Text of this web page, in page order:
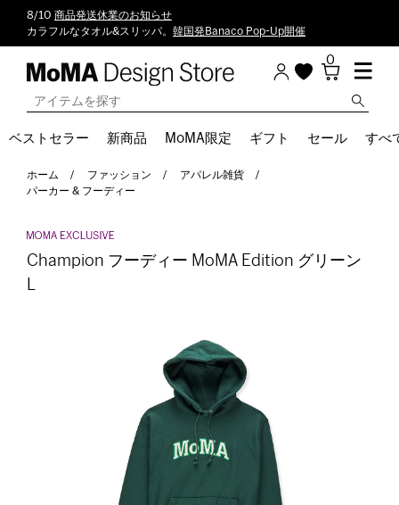
8/10 商品発送休業のお知らせ
カラフルなタオル&スリッパ。 韓国発Banaco Pop-Up開催
0
ベストセラー 新商品 MoMA限定 ギフト セール すべ
ホーム ファッション
アパレル雑貨
パーカー & フーディー
Champion フーディー MoMA Edition グリーン